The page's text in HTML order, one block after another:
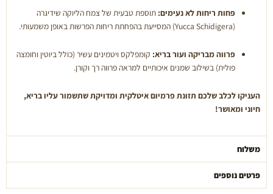
פחות ריחות לא נעימים: תוספת טבעית של צמח הליוקה שידיגרה
(Yucca Schidigera) המסייעת בהפחתת ריחות הפרשות באופן משמעותי.
פרווה מבריקה ועור בריא: קומפלקס ויטמינים עשיר (כולל ביוטין וחומצה
פולית) בשילוב שמנים איכותיים למראה פרווה רך וקורן.
העניקו לכלב שלכם תזונת פרמיום איטלקית ומדויקת שתשמור עליו בריא,
חיוני ומאושר!
משלוח
פרטים נוספים